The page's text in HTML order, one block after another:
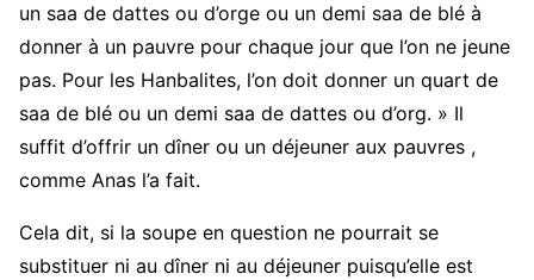
un saa de dattes ou d’orge ou un demi saa de blé à
donner à un pauvre pour chaque jour que l’on ne jeune
pas. Pour les Hanbalites, l’on doit donner un quart de
saa de blé ou un demi saa de dattes ou d’org. » Il
suffit d’offrir un dîner ou un déjeuner aux pauvres ,
comme Anas l’a fait.
Cela dit, si la soupe en question ne pourrait se
substituer ni au dîner ni au déjeuner puisqu’elle est